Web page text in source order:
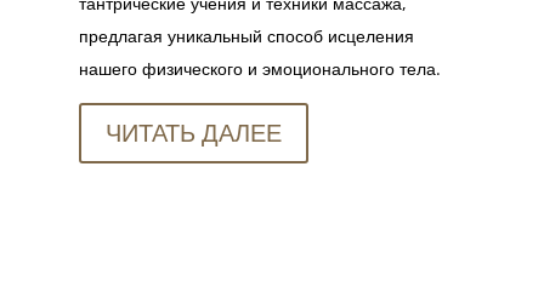
предлагая уникальный способ исцеления
нашего физического и эмоционального тела.
ЧИТАТЬ ДАЛЕЕ